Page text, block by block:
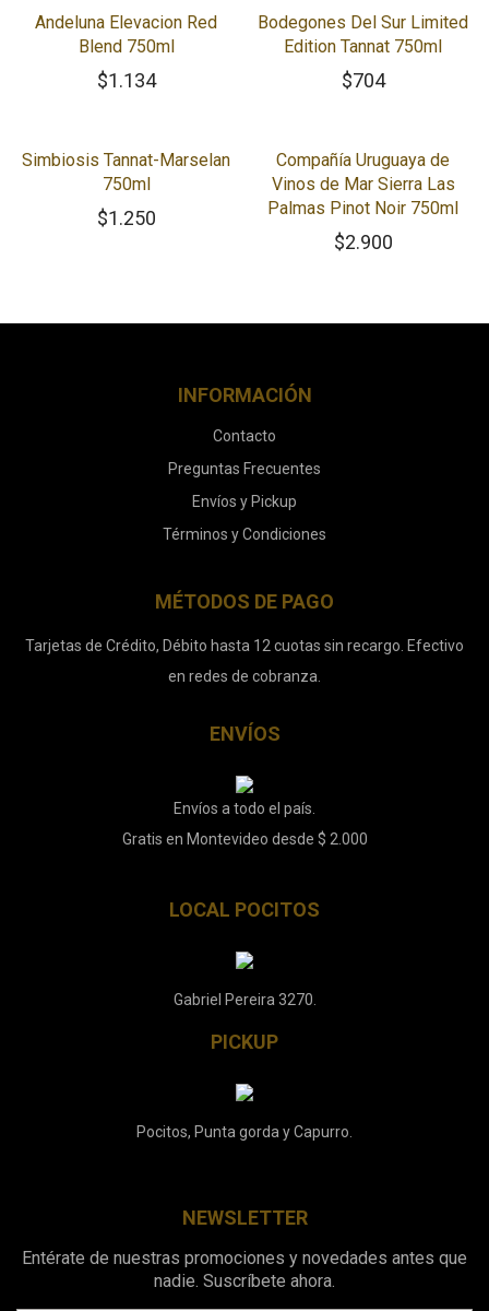
Andeluna Elevacion Red
Blend 750ml
$1.134
Bodegones Del Sur Limited
Edition Tannat 750ml
$704
Simbiosis Tannat-Marselan
750ml
$1.250
Compañía Uruguaya de
Vinos de Mar Sierra Las
Palmas Pinot Noir 750ml
$2.900
INFORMACIÓN
Contacto
Preguntas Frecuentes
Envíos y Pickup
Términos y Condiciones
MÉTODOS DE PAGO
Tarjetas de Crédito, Débito hasta 12 cuotas sin recargo. Efectivo
en redes de cobranza.
ENVÍOS
Envíos a todo el país.
Gratis en Montevideo desde $ 2.000
LOCAL POCITOS
Gabriel Pereira 3270.
PICKUP
Pocitos, Punta gorda y Capurro.
NEWSLETTER
Entérate de nuestras promociones y novedades antes que
nadie. Suscríbete ahora.